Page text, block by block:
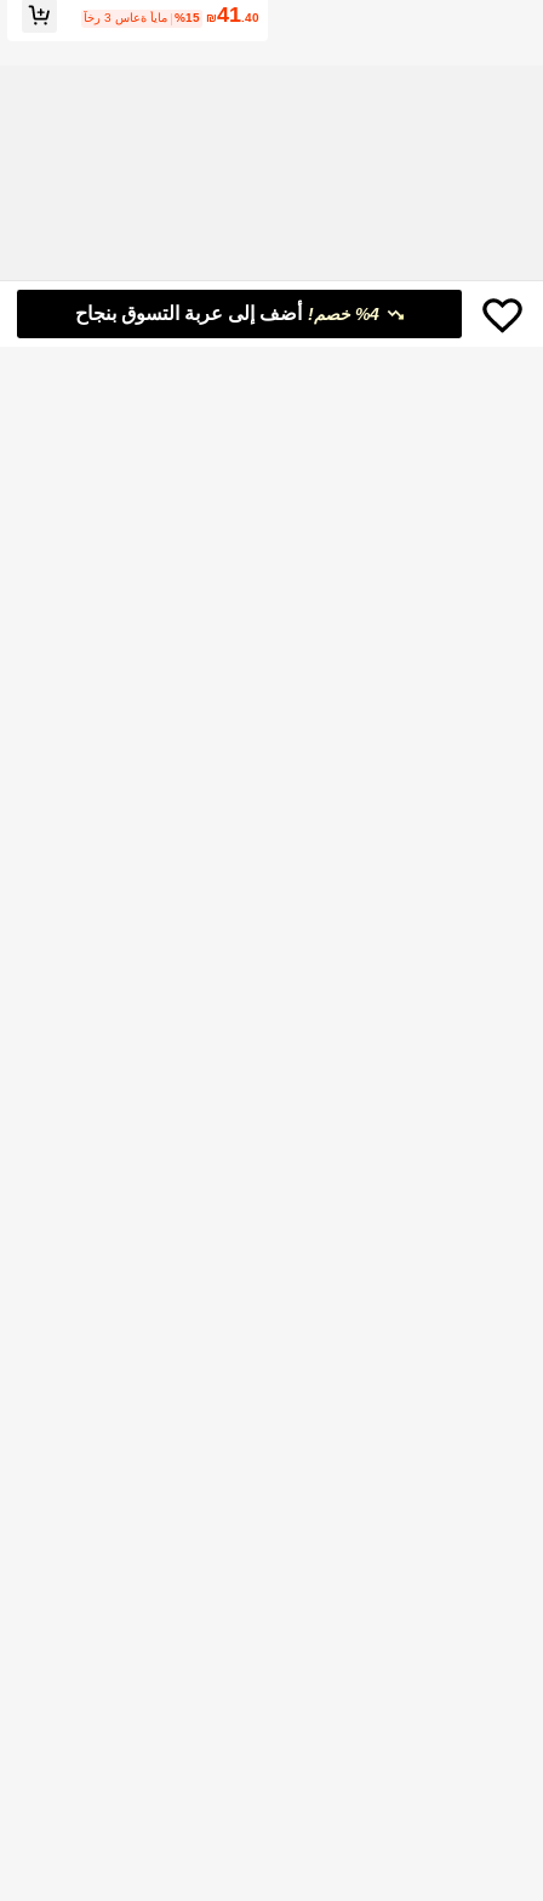
₪41.40
%15 آخر 3 ساعة أيام
%4 خصم! أضف إلى عربة التسوق بنجاح